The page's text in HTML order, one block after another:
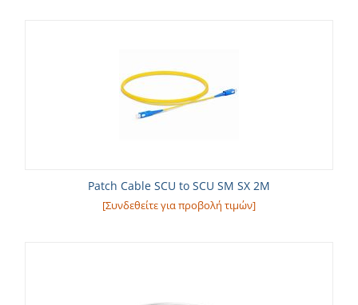
Patch Cable SCU to SCU SM SX 2M
[Συνδεθείτε για προβολή τιμών]